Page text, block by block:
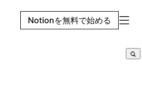
Notionを無料で始める